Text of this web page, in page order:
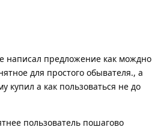
написал предложение как мождно
для простого обывателя., а
купил а как пользоваться не до
пользователь пошагово